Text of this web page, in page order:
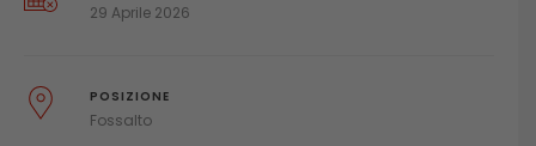
29 Aprile 2026
POSIZIONE
Fossalto